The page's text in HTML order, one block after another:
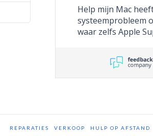
Help mijn Mac
systeemprobleem
waar zelfs Apple
REPARATIES VERKOOP HULP OP AFSTAND